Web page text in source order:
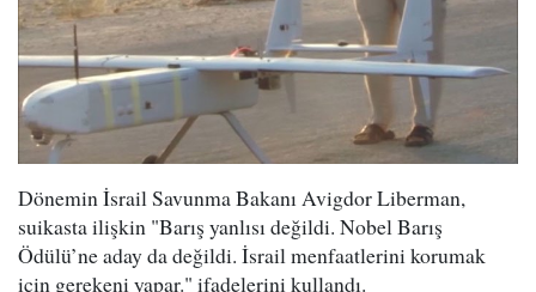
Dönemin İsrail Savunma Bakanı Avigdor Liberman,
suikasta ilişkin "Barış yanlısı değildi. Nobel Barış
Ödülü’ne aday da değildi. İsrail menfaatlerini korumak
için gerekeni yapar." ifadelerini kullandı.